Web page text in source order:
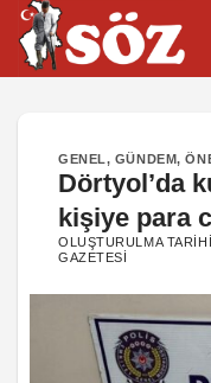
İçeriğe
atla
GENEL, GÜNDEM,
Dörtyol’da
kişiye para
OLUŞTURULMA
GAZETESI